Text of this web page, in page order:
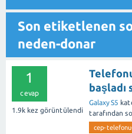
Son etiketlenen
neden-donar
1
cevap
1.9k kez görüntülendi
başladı
Galaxy S5
tarafından
cep-